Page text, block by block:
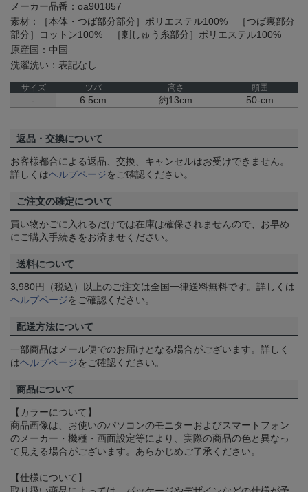
メーカー品番：oa901857
素材：［本体・つば部分部分］ポリエステル100% ［つば裏部分
部分］コットン100% ［刺しゅう糸部分］ポリエステル100%
原産国：中国
洗濯洗い：表記なし
サイズ ツバ 高さ 頭囲
- 6.5cm 約13cm 50-cm
返品・交換について
お客様都合による返品、交換、キャンセルはお受けできません。
詳しくはヘルプページをご確認ください。
ご注文の確定について
買い物かごに入れるだけでは在庫は確保されませんので、お早め
にご購入手続きをお済ませください。
送料について
3,980円（税込）以上のご注文は全国一律送料無料です。詳しくは
ヘルプページをご確認ください。
配送方法について
一部商品はメール便でのお届けとなる場合がございます。詳しく
はヘルプページをご確認ください。
商品について
【カラーについて】
商品画像は、お使いのパソコンのモニターおよびスマートフォン
のメーカー・機種・画面設定等により、実際の商品の色と異なっ
て見える場合がございます。あらかじめご了承ください。
【仕様について】